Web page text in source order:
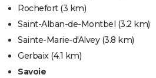
Rochefort(3 km)
Saint-Alban-de-Montbel (3.2 km)
Sainte-Marie-d'Alvey(3.8 km)
Gerbaix(4.1 km)
Savoie